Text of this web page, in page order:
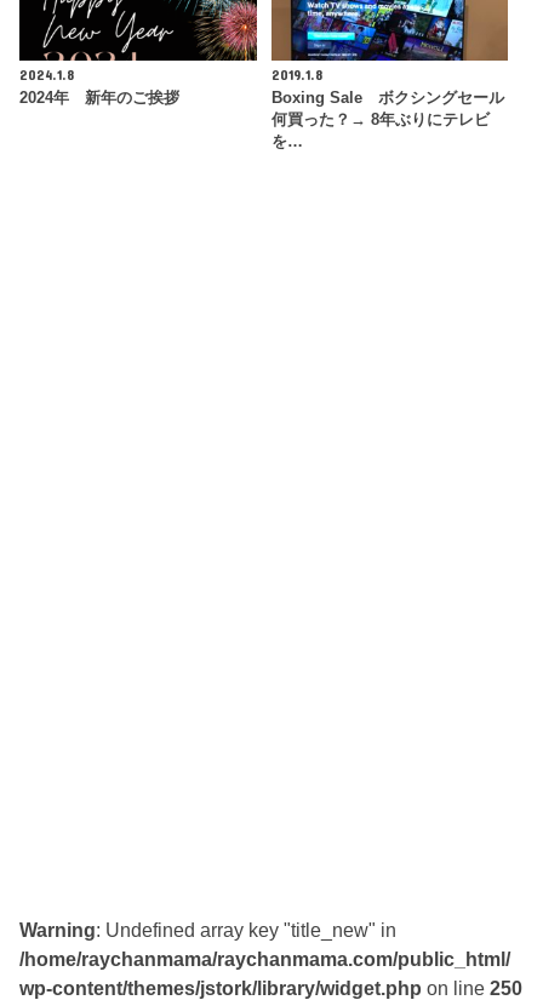
2024.1.8
2024年 新年のご挨拶
2019.1.8
Boxing Sale ボクシングセール
何買った？→ 8年ぶりにテレビ
を…
Warning: Undefined array key "title_new" in
/home/raychanmama/raychanmama.com/public_html/
wp-content/themes/jstork/library/widget.php on line250